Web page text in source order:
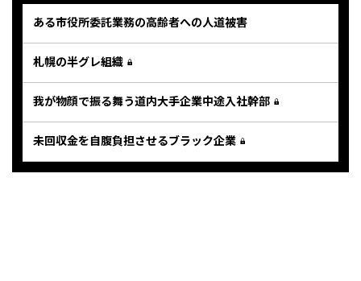
ある市役所委託業務の高齢者への人道被害
札幌の半グレ組織
我が物顔で振る舞う道内大手企業中途入社幹部
未回収金を自腹負担させるブラック企業